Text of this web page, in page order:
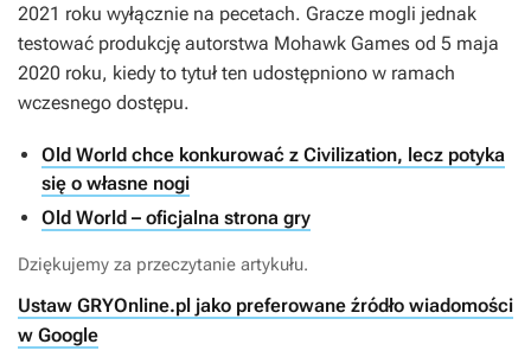
2021 roku wyłącznie na pecetach. Gracze mogli jednak
testować produkcję autorstwa Mohawk Games od 5 maja
2020 roku, kiedy to tytuł ten udostępniono w ramach
wczesnego dostępu.
Old World chce konkurować z Civilization, lecz potyka
się o własne nogi
Old World – oficjalna strona gry
Dziękujemy za przeczytanie artykułu.
Ustaw GRYOnline.pl jako preferowane źródło wiadomości
w Google